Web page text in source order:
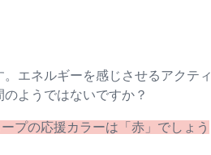
エネルギーを感じさせるアクティ
ようではないですか？
プの応援カラーは「赤」でしょう